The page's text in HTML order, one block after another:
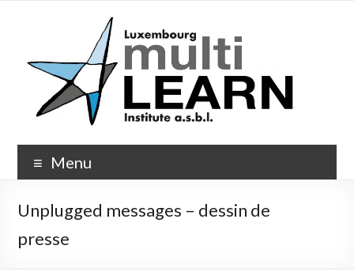
Multi-
Learn.org
Menu
Unplugged messages – dessin de
presse